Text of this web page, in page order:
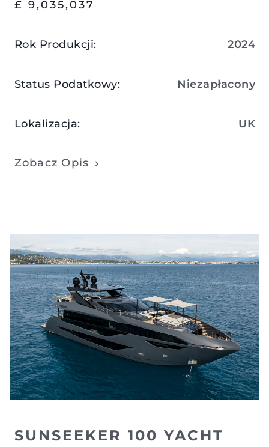
£ 9,035,037
Rok Produkcji: 2024
Status Podatkowy: Niezapłacony
Lokalizacja: UK
Zobacz Opis
SUNSEEKER 100 YACHT